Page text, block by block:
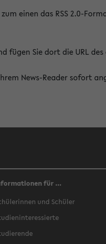
einen das RSS 2.0-
fügen Sie dort die URL
News-Reader sofort
für ...
und Schüler